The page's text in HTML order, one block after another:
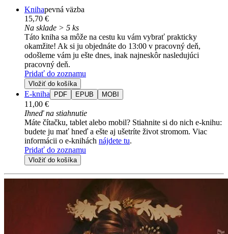
Knihapevná väzba
15,70 €
Na sklade > 5 ks
Táto kniha sa môže na cestu ku vám vybrať prakticky
okamžite! Ak si ju objednáte do 13:00 v pracovný deň,
odošleme vám ju ešte dnes, inak najneskôr nasledujúci
pracovný deň.
Pridať do zoznamu
Vložiť do košíka
E-kniha PDF EPUB MOBI
11,00 €
Ihneď na stiahnutie
Máte čítačku, tablet alebo mobil? Stiahnite si do nich e-knihu:
budete ju mať hneď a ešte aj ušetríte život stromom. Viac
informácii o e-knihách nájdete tu.
Pridať do zoznamu
Vložiť do košíka